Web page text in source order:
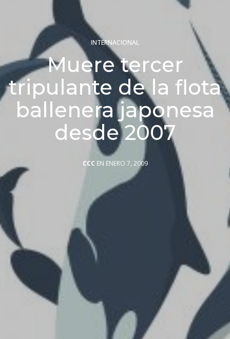
INTERNACIONAL
Muere tercer
tripulante de la flota
ballenera japonesa
desde 2007
CCC EN ENERO 7, 2009